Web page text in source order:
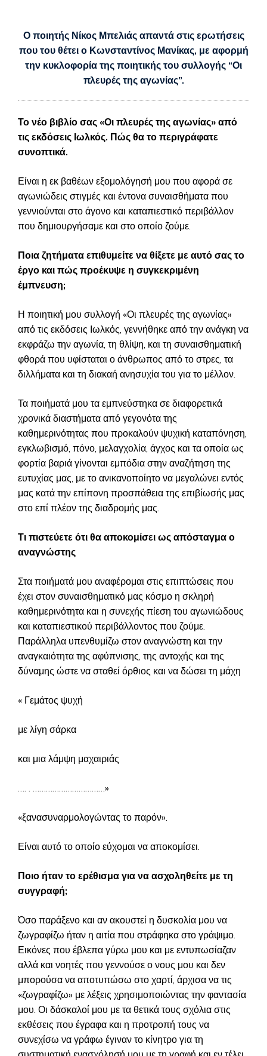
Ο ποιητής Νίκος Μπελιάς απαντά στις ερωτήσεις
που του θέτει ο Κωνσταντίνος Μανίκας, με αφορμή
την κυκλοφορία της ποιητικής του συλλογής “Οι
πλευρές της αγωνίας”.
Το νέο βιβλίο σας «Οι πλευρές της αγωνίας» από
τις εκδόσεις Ιωλκός. Πώς θα το περιγράφατε
συνοπτικά.
Είναι η εκ βαθέων εξομολόγησή μου που αφορά σε
αγωνιώδεις στιγμές και έντονα συναισθήματα που
γεννιούνται στο άγονο και καταπιεστικό περιβάλλον
που δημιουργήσαμε και στο οποίο ζούμε.
Ποια ζητήματα επιθυμείτε να θίξετε με αυτό σας το
έργο και πώς προέκυψε η συγκεκριμένη
έμπνευση;
Η ποιητική μου συλλογή «Οι πλευρές της αγωνίας»
από τις εκδόσεις Ιωλκός, γεννήθηκε από την ανάγκη να
εκφράζω την αγωνία, τη θλίψη, και τη συναισθηματική
φθορά που υφίσταται ο άνθρωπος από το στρες, τα
διλλήματα και τη διακαή ανησυχία του για το μέλλον.
Τα ποιήματά μου τα εμπνεύστηκα σε διαφορετικά
χρονικά διαστήματα από γεγονότα της
καθημερινότητας που προκαλούν ψυχική καταπόνηση,
εγκλωβισμό, πόνο, μελαγχολία, άγχος και τα οποία ως
φορτία βαριά γίνονται εμπόδια στην αναζήτηση της
ευτυχίας μας, με το ανικανοποίητο να μεγαλώνει εντός
μας κατά την επίπονη προσπάθεια της επιβίωσής μας
στο επί πλέον της διαδρομής μας.
Τι πιστεύετε ότι θα αποκομίσει ως απόσταγμα ο
αναγνώστης
Στα ποιήματά μου αναφέρομαι στις επιπτώσεις που
έχει στον συναισθηματικό μας κόσμο η σκληρή
καθημερινότητα και η συνεχής πίεση του αγωνιώδους
και καταπιεστικού περιβάλλοντος που ζούμε.
Παράλληλα υπενθυμίζω στον αναγνώστη και την
αναγκαιότητα της αφύπνισης, της αντοχής και της
δύναμης ώστε να σταθεί όρθιος και να δώσει τη μάχη
« Γεμάτος ψυχή
με λίγη σάρκα
και μια λάμψη μαχαιριάς
…. . ……………………………»
«ξανασυναρμολογώντας το παρόν».
Είναι αυτό το οποίο εύχομαι να αποκομίσει.
Ποιο ήταν το ερέθισμα για να ασχοληθείτε με τη
συγγραφή;
Όσο παράξενο και αν ακουστεί η δυσκολία μου να
ζωγραφίζω ήταν η αιτία που στράφηκα στο γράψιμο.
Εικόνες που έβλεπα γύρω μου και με εντυπωσίαζαν
αλλά και νοητές που γεννούσε ο νους μου και δεν
μπορούσα να αποτυπώσω στο χαρτί, άρχισα να τις
«ζωγραφίζω» με λέξεις χρησιμοποιώντας την φαντασία
μου. Οι δάσκαλοί μου με τα θετικά τους σχόλια στις
εκθέσεις που έγραφα και η προτροπή τους να
συνεχίσω να γράφω έγιναν το κίνητρο για τη